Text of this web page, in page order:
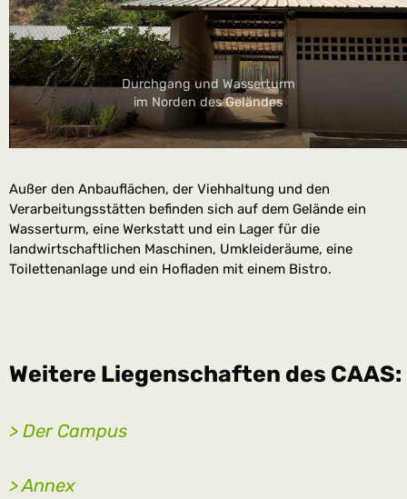
Durchgang und Wasserturm
im Norden des Geländes
Außer den Anbauflächen, der Viehhaltung und den
Verarbeitungsstätten befinden sich auf dem Gelände ein
Wasserturm, eine Werkstatt und ein Lager für die
landwirtschaftlichen Maschinen, Umkleideräume, eine
Toilettenanlage und ein Hofladen mit einem Bistro.
Weitere Liegenschaften des CAAS:
> Der Campus
> Annex